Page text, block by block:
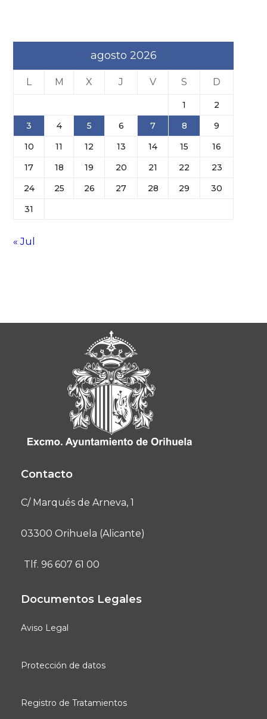
agosto 2026
L M X J V S D
1
2
3
4 5 6 7 8
9
10
11 12 13 14 15
16
17
18 19 20 21 22
23
24
25 26 27 28 29
30
31
« Jul
Contacto
C/ Marqués de Arneva, 1
03300 Orihuela (Alicante)
Tlf. 96 607 61 00
Documentos Legales
Aviso Legal
Protección de datos
Registro de Tratamientos